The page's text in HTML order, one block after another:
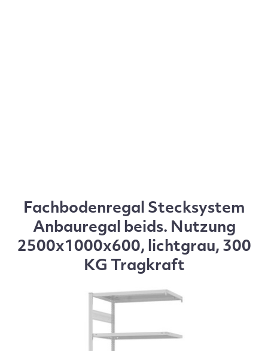
Fachbodenregal Stecksystem
Anbauregal beids. Nutzung
2500x1000x600, lichtgrau, 300
KG Tragkraft